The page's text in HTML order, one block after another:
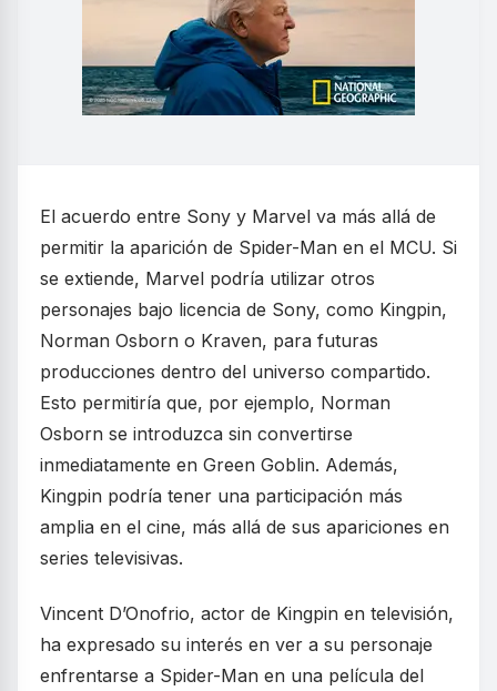
El acuerdo entre Sony y Marvel va más allá de
permitir la aparición de Spider-Man en el MCU. Si
se extiende, Marvel podría utilizar otros
personajes bajo licencia de Sony, como Kingpin,
Norman Osborn o Kraven, para futuras
producciones dentro del universo compartido.
Esto permitiría que, por ejemplo, Norman
Osborn se introduzca sin convertirse
inmediatamente en Green Goblin. Además,
Kingpin podría tener una participación más
amplia en el cine, más allá de sus apariciones en
series televisivas.
Vincent D’Onofrio, actor de Kingpin en televisión,
ha expresado su interés en ver a su personaje
enfrentarse a Spider-Man en una película del